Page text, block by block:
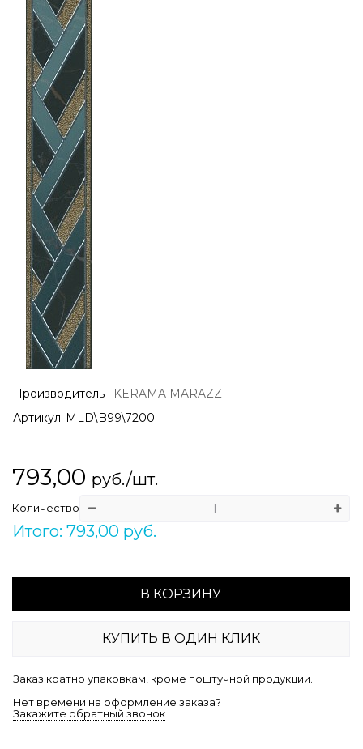
Производитель : KERAMA MARAZZI
Артикул: MLD\B99\7200
793,00 руб./шт.
Количество
Итого: 793,00 руб.
В КОРЗИНУ
КУПИТЬ В ОДИН КЛИК
Заказ кратно упаковкам, кроме поштучной продукции.
Нет времени на оформление заказа?
Закажите обратный звонок